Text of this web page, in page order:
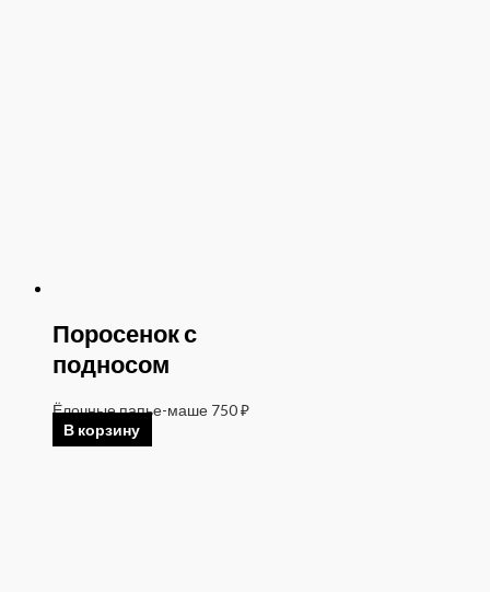
Поросенок с
подносом
Ёлочные папье-маше 750₽
В корзину